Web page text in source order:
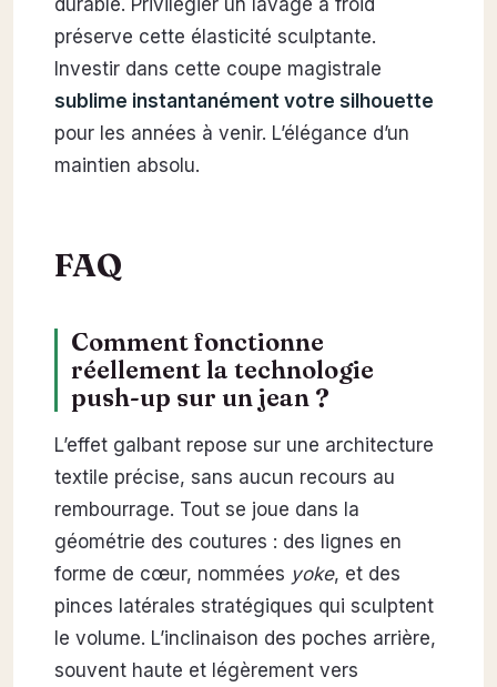
préserve cette élasticité sculptante.
Investir dans cette coupe magistrale
sublime instantanément votre silhouette
pour les années à venir. L’élégance d’un
maintien absolu.
FAQ
Comment fonctionne
réellement la technologie
push-up sur un jean ?
L’effet galbant repose sur une architecture
textile précise, sans aucun recours au
rembourrage. Tout se joue dans la
géométrie des coutures : des lignes en
forme de cœur, nommées yoke, et des
pinces latérales stratégiques qui sculptent
le volume. L’inclinaison des poches arrière,
souvent haute et légèrement vers